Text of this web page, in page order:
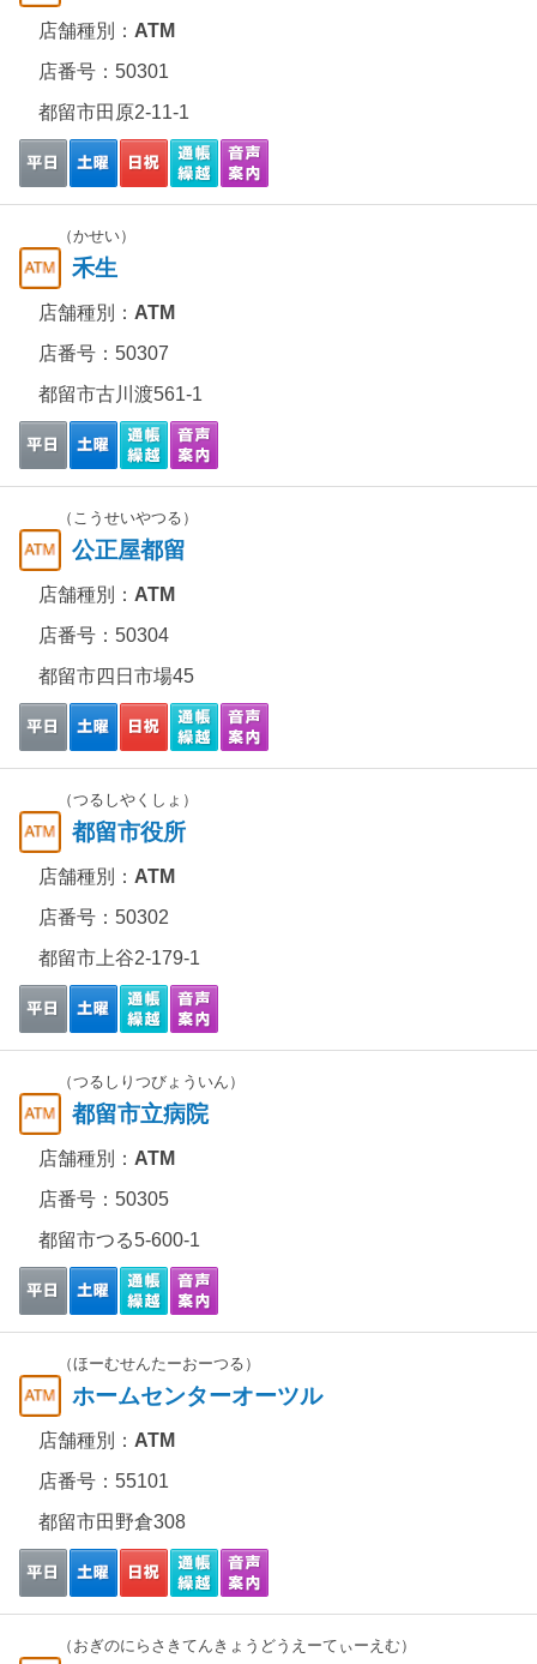
店舗種別： ATM
店番号：50301
都留市田原2-11-1
（かせい）
禾生
店舗種別： ATM
店番号：50307
都留市古川渡561-1
（こうせいやつる）
公正屋都留
店舗種別： ATM
店番号：50304
都留市四日市場45
（つるしやくしょ）
都留市役所
店舗種別： ATM
店番号：50302
都留市上谷2-179-1
（つるしりつびょういん）
都留市立病院
店舗種別： ATM
店番号：50305
都留市つる5-600-1
（ほーむせんたーおーつる）
ホームセンターオーツル
店舗種別： ATM
店番号：55101
都留市田野倉308
（おぎのにらさきてんきょうどうえーてぃーえむ）